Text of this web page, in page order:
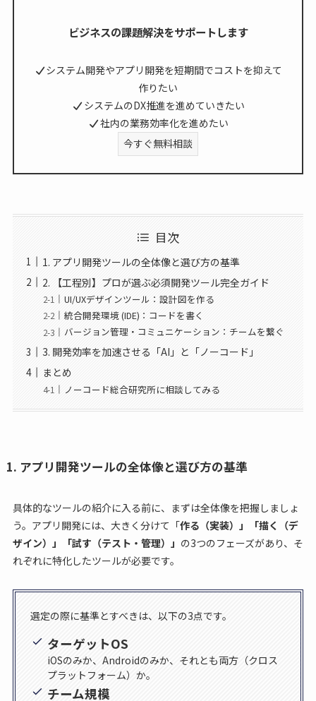
ビジネスの課題解決をサポートします
システム開発やアプリ開発を短期間でコストを抑えて
作りたい
システムのDX推進を進めていきたい
社内の業務効率化を進めたい
今すぐ無料相談
目次
1. アプリ開発ツールの全体像と選び方の基準
2. 【工程別】プロが選ぶ必須開発ツール完全ガイド
UI/UXデザインツール：設計図を作る
統合開発環境 (IDE)：コードを書く
バージョン管理・コミュニケーション：チームを繋ぐ
3. 開発効率を加速させる「AI」と「ノーコード」
まとめ
ノーコード総合研究所に相談してみる
1. アプリ開発ツールの全体像と選び方の基準
具体的なツールの紹介に入る前に、まずは全体像を把握しましょ
う。アプリ開発には、大きく分けて「作る（実装）」「描く（デ
ザイン）」「試す（テスト・管理）」 の3つのフェーズがあり、そ
れぞれに特化したツールが必要です。
選定の際に基準とすべきは、以下の3点です。
ターゲットOS
iOSのみか、Androidのみか、それとも両方（クロス
プラットフォーム）か。
チーム規模